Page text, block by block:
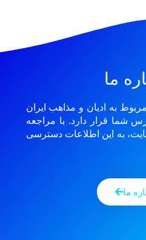
ما
به ادیان و مذاهب ایران
شما قرار دارد. با مراجعه
به این اطلاعات دسترسی
ما